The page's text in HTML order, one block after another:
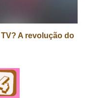
A revolução do